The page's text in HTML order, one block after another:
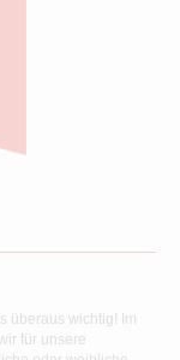
überaus wichtig! Im
für unsere